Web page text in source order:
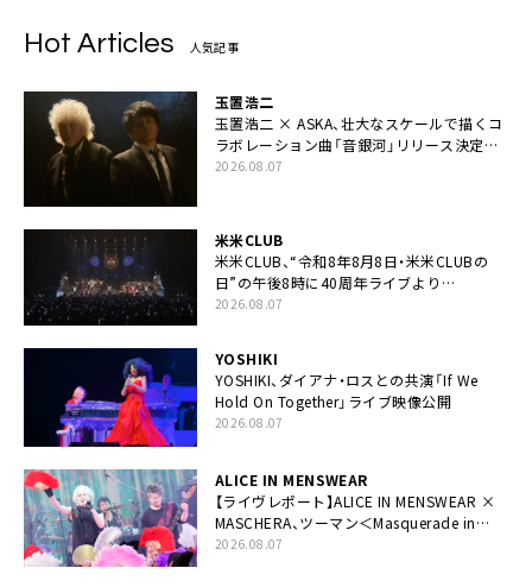
Hot Articles 人気記事
玉置浩二
玉置浩二 × ASKA、壮大なスケールで描くコ
ラボレーション曲「音銀河」リリース決定。
カップリングには新曲「命の宿り」収録も
2026.08.07
米米CLUB
米米CLUB、“令和8年8月8日・米米CLUBの
日”の午後8時に40周年ライブより
「FANtachy medley」を88年限定公開
2026.08.07
YOSHIKI
YOSHIKI、ダイアナ・ロスとの共演「If We
Hold On Together」ライブ映像公開
2026.08.07
ALICE IN MENSWEAR
【ライヴレポート】ALICE IN MENSWEAR ×
MASCHERA、ツーマン＜Masquerade in
Wonderland＞に一夜限り豪華共演と14年
2026.08.07